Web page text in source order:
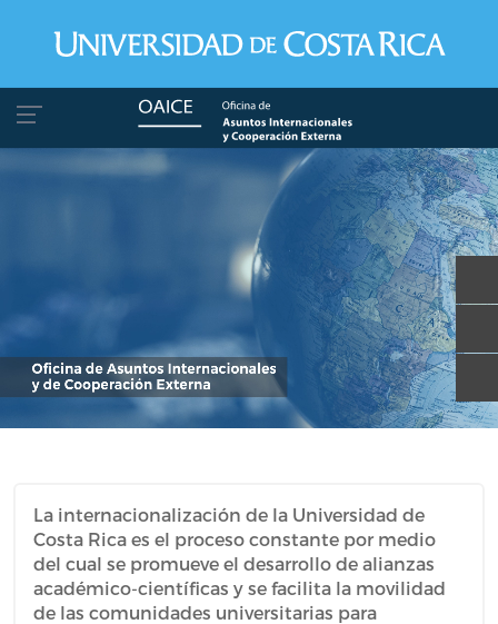
La internacionalización de la Universidad de
Costa Rica es el proceso constante por medio
del cual se promueve el desarrollo de alianzas
académico-científicas y se facilita la movilidad
de las comunidades universitarias para